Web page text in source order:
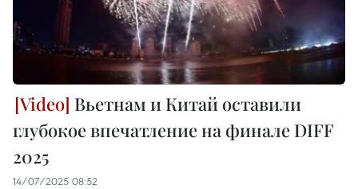
Вьетнам и Китай оставили
глубокое впечатление на финале DIFF
2025
14/07/2025 08:52